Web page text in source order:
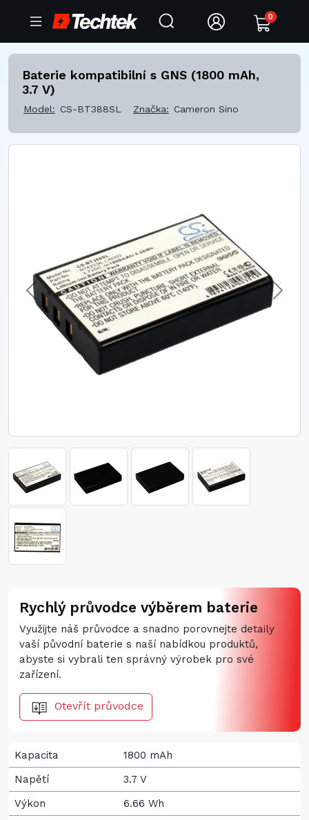
0
Baterie kompatibilní s GNS (1800 mAh,
3.7 V)
Model: CS-BT388SL Značka: Cameron Sino
Rychlý průvodce výběrem baterie
Využijte náš průvodce a snadno porovnejte detaily
vaší původní baterie s naší nabídkou produktů,
abyste si vybrali ten správný výrobek pro své
zařízení.
Otevřít průvodce
Kapacita
1800 mAh
Napětí
3.7 V
Výkon
6.66 Wh